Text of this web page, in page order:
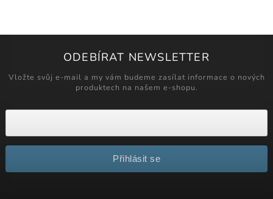
ODEBÍRAT NEWSLETTER
Vložte svůj e-mail a my vám budeme zasílat informace o nových
produktech na našem e-shopu.
Přihlásit se